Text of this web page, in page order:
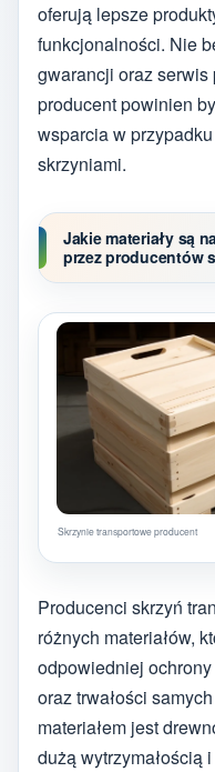
oferują lepsze
funkcjonalności. Nie
gwarancji oraz
producent powinien
wsparcia w
skrzyniami.
Jakie materiały są
przez producentów
Skrzynie transportowe producent
Producenci skrzyń
różnych materiałów,
odpowiedniej
oraz trwałości
materiałem jest
dużą wytrzymałością